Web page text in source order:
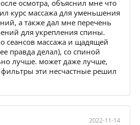
осмотра, объяснил мне что
курс массажа для уменьшения
а также дал мне перечень
для укрепления спины.
сеансов массажа и щадящей
правда делал), со спиной
лучше. может даже лучше,
фильтры эти несчастные решил
2022-11-14